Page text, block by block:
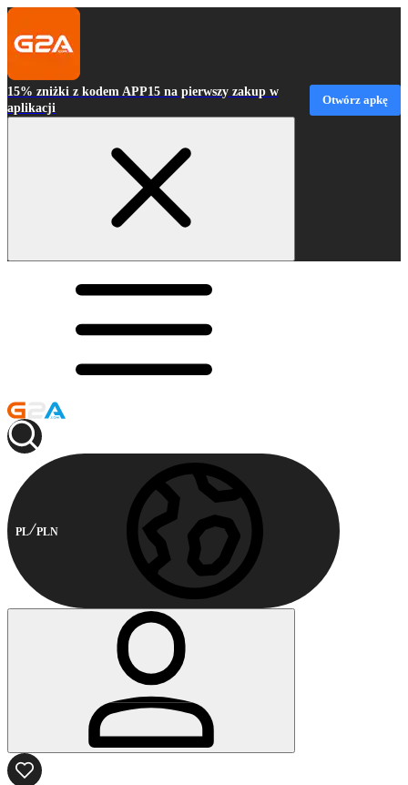
15% zniżki z kodem APP15 na pierwszy zakup w
aplikacji
Otwórz apkę
PL PLN